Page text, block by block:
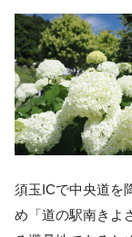
須玉ICで中央道を
め「道の駅南きよ